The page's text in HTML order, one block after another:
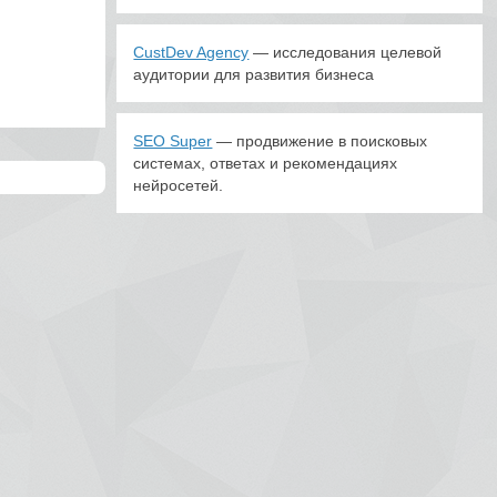
CustDev Agency — исследования целевой
аудитории для развития бизнеса
SEO Super — продвижение в поисковых
системах, ответах и рекомендациях
нейросетей.